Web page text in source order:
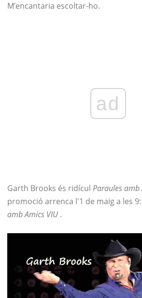
M’encantaria escoltar-ho.
ad
Garth Brooks és ridícul Paraules amb
promoció arrenca l'1 de maig a les
amb Amics VIU .